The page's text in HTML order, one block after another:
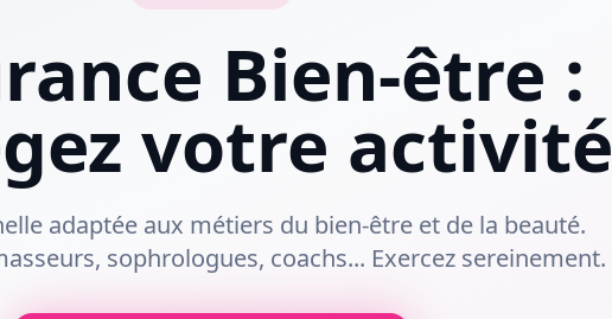
Bien-être :
votre activité
adaptée aux métiers du bien-être et de la beauté.
sophrologues, coachs... Exercez sereinement.